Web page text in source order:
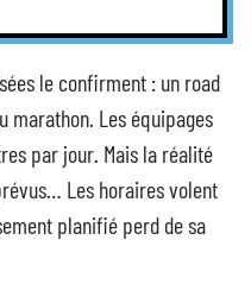
le confirment : un road
marathon. Les équipages
par jour. Mais la réalité
Les horaires volent
planifié perd de sa